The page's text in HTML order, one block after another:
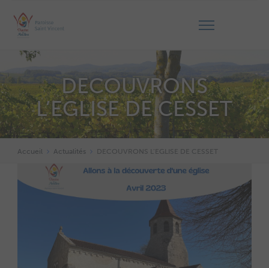
DECOUVRONS
L’EGLISE DE CESSET
Accueil Actualités DECOUVRONS L’EGLISE DE CESSET